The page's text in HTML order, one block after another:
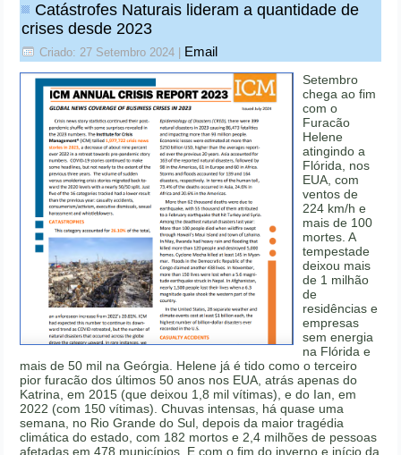
Catástrofes Naturais lideram a quantidade de
crises desde 2023
Criado: 27 Setembro 2024 Email
Setembro
chega ao fim
com o
Furacão
Helene
atingindo a
Flórida, nos
EUA, com
ventos de
224 km/h e
mais de 100
mortes. A
tempestade
deixou mais
de 1 milhão
de
residências e
empresas
sem energia
na Flórida e
mais de 50 mil na Geórgia. Helene já é tido como o terceiro
pior furacão dos últimos 50 anos nos EUA, atrás apenas do
Katrina, em 2015 (que deixou 1,8 mil vítimas), e do Ian, em
2022 (com 150 vítimas). Chuvas intensas, há quase uma
semana, no Rio Grande do Sul, depois da maior tragédia
climática do estado, com 182 mortos e 2,4 milhões de pessoas
afetadas em 478 municípios. E com o fim do inverno e início da